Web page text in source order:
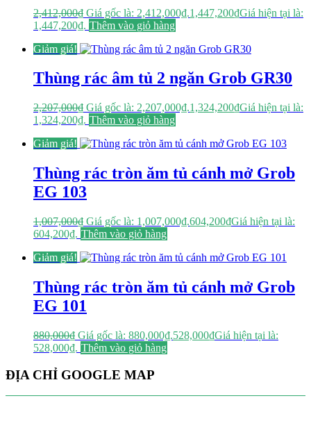
2,412,000₫ Giá gốc là: 2,412,000₫.1,447,200₫Giá hiện tại là:
1,447,200₫. Thêm vào giỏ hàng
Giảm giá!
Thùng rác âm tủ 2 ngăn Grob GR30
2,207,000₫ Giá gốc là: 2,207,000₫.1,324,200₫Giá hiện tại là:
1,324,200₫. Thêm vào giỏ hàng
Giảm giá!
Thùng rác tròn ăm tủ cánh mở Grob
EG 103
1,007,000₫ Giá gốc là: 1,007,000₫.604,200₫Giá hiện tại là:
604,200₫. Thêm vào giỏ hàng
Giảm giá!
Thùng rác tròn ăm tủ cánh mở Grob
EG 101
880,000₫ Giá gốc là: 880,000₫.528,000₫Giá hiện tại là:
528,000₫. Thêm vào giỏ hàng
ĐỊA CHỈ GOOGLE MAP